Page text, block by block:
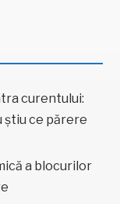
curentului:
știu ce părere
a blocurilor